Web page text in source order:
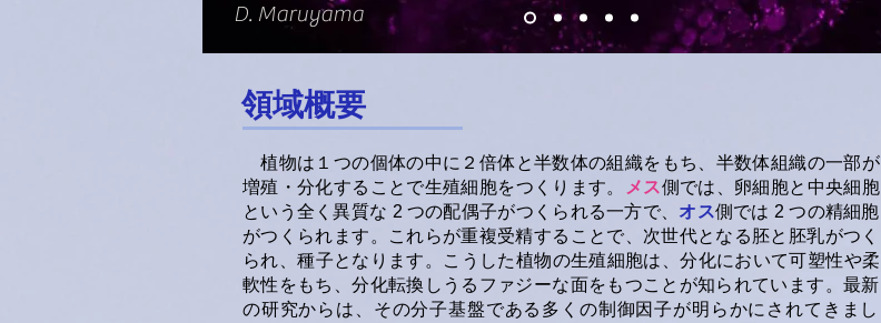
D. Maruyama
領域概要
植物は１つの個体の中に２倍体と半数体の組織をもち、半数体組織の一部が
増殖・分化することで生殖細胞をつくります。
メス側では、卵細胞と中央細胞
という全く異質な 2 つの配偶子がつくられる一方で、 オス側では 2 つの精細胞
がつくられます。これらが重複受精することで、次世代となる胚と胚乳がつく
られ、種子となります。こうした植物の生殖細胞は、分化において可塑性や柔
軟性をもち、分化転換しうるファジーな面をもつことが知られています。最新
の研究からは、その分子基盤である多くの制御因子が明らかにされてきまし